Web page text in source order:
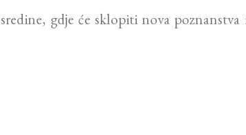
gdje će sklopiti nova